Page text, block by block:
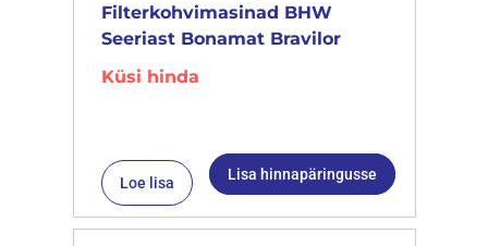
Filterkohvimasinad BHW
Seeriast Bonamat Bravilor
Küsi hinda
Loe lisa Lisa hinnapäringusse